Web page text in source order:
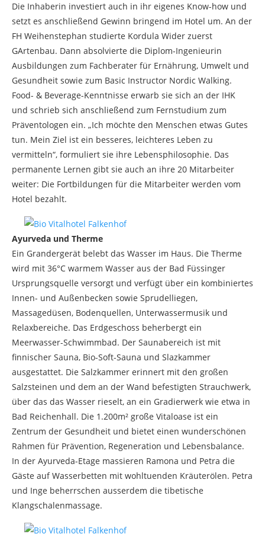
Die Inhaberin investiert auch in ihr eigenes Know-how und
setzt es anschließend Gewinn bringend im Hotel um. An der
FH Weihenstephan studierte Kordula Wider zuerst
GArtenbau. Dann absolvierte die Diplom-Ingenieurin
Ausbildungen zum Fachberater für Ernährung, Umwelt und
Gesundheit sowie zum Basic Instructor Nordic Walking.
Food- & Beverage-Kenntnisse erwarb sie sich an der IHK
und schrieb sich anschließend zum Fernstudium zum
Präventologen ein. „Ich möchte den Menschen etwas Gutes
tun. Mein Ziel ist ein besseres, leichteres Leben zu
vermitteln“, formuliert sie ihre Lebensphilosophie. Das
permanente Lernen gibt sie auch an ihre 20 Mitarbeiter
weiter: Die Fortbildungen für die Mitarbeiter werden vom
Hotel bezahlt.
Ayurveda und Therme
Ein Grandergerät belebt das Wasser im Haus. Die Therme
wird mit 36°C warmem Wasser aus der Bad Füssinger
Ursprungsquelle versorgt und verfügt über ein kombiniertes
Innen- und Außenbecken sowie Sprudelliegen,
Massagedüsen, Bodenquellen, Unterwassermusik und
Relaxbereiche. Das Erdgeschoss beherbergt ein
Meerwasser-Schwimmbad. Der Saunabereich ist mit
finnischer Sauna, Bio-Soft-Sauna und Slazkammer
ausgestattet. Die Salzkammer erinnert mit den großen
Salzsteinen und dem an der Wand befestigten Strauchwerk,
über das das Wasser rieselt, an ein Gradierwerk wie etwa in
Bad Reichenhall. Die 1.200m² große Vitaloase ist ein
Zentrum der Gesundheit und bietet einen wunderschönen
Rahmen für Prävention, Regeneration und Lebensbalance.
In der Ayurveda-Etage massieren Ramona und Petra die
Gäste auf Wasserbetten mit wohltuenden Kräuterölen. Petra
und Inge beherrschen ausserdem die tibetische
Klangschalenmassage.